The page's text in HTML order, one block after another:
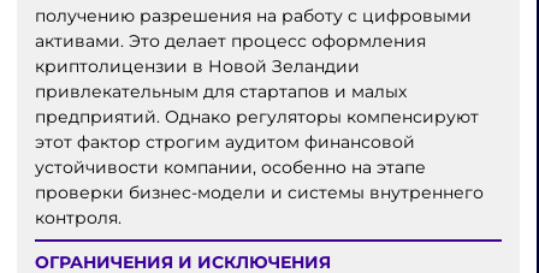
получению разрешения на работу с цифровыми
активами. Это делает процесс оформления
криптолицензии в Новой Зеландии
привлекательным для стартапов и малых
предприятий. Однако регуляторы компенсируют
этот фактор строгим аудитом финансовой
устойчивости компании, особенно на этапе
проверки бизнес-модели и системы внутреннего
контроля.
ОГРАНИЧЕНИЯ И ИСКЛЮЧЕНИЯ